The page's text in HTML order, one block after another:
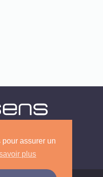
assurer un
plus